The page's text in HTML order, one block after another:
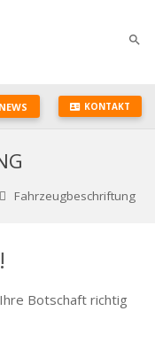
search
NEWS KONTAKT
Fahrzeugbeschriftung
Botschaft richtig